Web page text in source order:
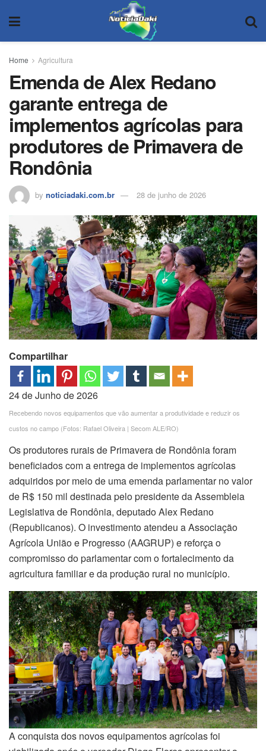
Home Agricultura
Emenda de Alex Redano
garante entrega de
implementos agrícolas para
produtores de Primavera de
Rondônia
by noticiadaki.com.br 28 de junho de 2026
Compartilhar
24 de Junho de 2026
Recebendo novos equipamentos que vão aumentar a produtividade e reduzir os
custos no campo (Fotos: Rafael Oliveira | Secom ALE/RO)
Os produtores rurais de Primavera de Rondônia foram
beneficiados com a entrega de implementos agrícolas
adquiridos por meio de uma emenda parlamentar no valor
de R$ 150 mil destinada pelo presidente da Assembleia
Legislativa de Rondônia, deputado Alex Redano
(Republicanos). O investimento atendeu a Associação
Agrícola União e Progresso (AAGRUP) e reforça o
compromisso do parlamentar com o fortalecimento da
agricultura familiar e da produção rural no município.
A conquista dos novos equipamentos agrícolas foi